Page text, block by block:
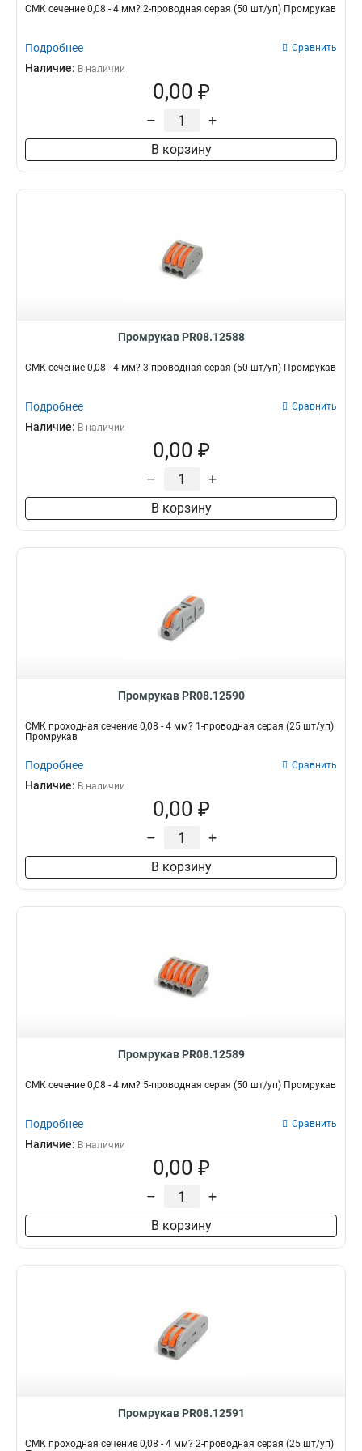
СМК сечение 0,08 - 4 мм? 2-проводная серая (50 шт/уп) Промрукав
Подробнее Сравнить
Наличие: В наличии
0,00 ₽
– +
В корзину
Промрукав PR08.12588
СМК сечение 0,08 - 4 мм? 3-проводная серая (50 шт/уп) Промрукав
Подробнее Сравнить
Наличие: В наличии
0,00 ₽
– +
В корзину
Промрукав PR08.12590
СМК проходная сечение 0,08 - 4 мм? 1-проводная серая (25 шт/уп)
Промрукав
Подробнее Сравнить
Наличие: В наличии
0,00 ₽
– +
В корзину
Промрукав PR08.12589
СМК сечение 0,08 - 4 мм? 5-проводная серая (50 шт/уп) Промрукав
Подробнее Сравнить
Наличие: В наличии
0,00 ₽
– +
В корзину
Промрукав PR08.12591
СМК проходная сечение 0,08 - 4 мм? 2-проводная серая (25 шт/уп)